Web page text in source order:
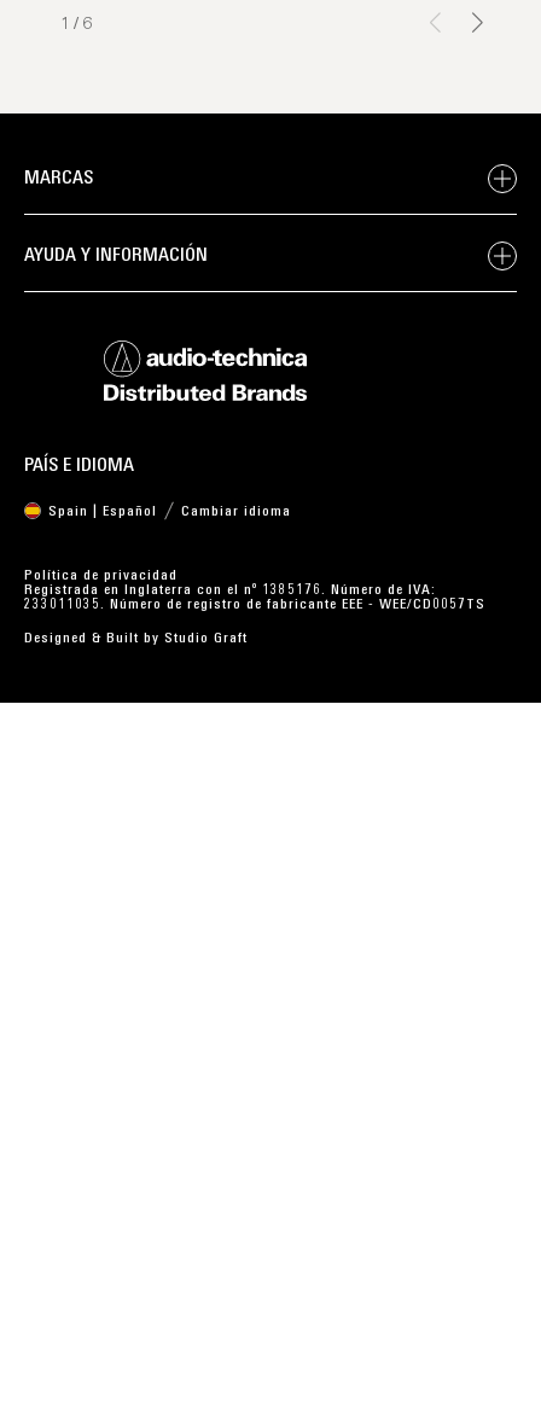
1 / 6
MARCAS
AYUDA Y INFORMACIÓN
PAÍS E IDIOMA
Spain | Español Cambiar idioma
Política de privacidad
Registrada en Inglaterra con el nº 1385176. Número de IVA:
233011035. Número de registro de fabricante EEE - WEE/CD0057TS
Designed & Built by Studio Graft